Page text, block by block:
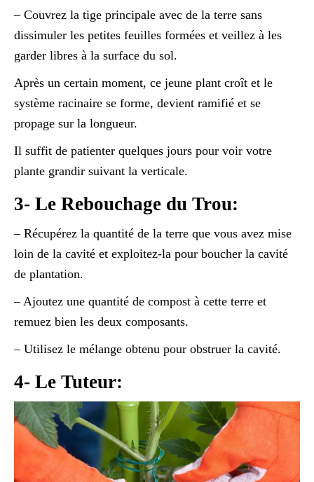
– Couvrez la tige principale avec de la terre sans
dissimuler les petites feuilles formées et veillez à les
garder libres à la surface du sol.
Après un certain moment, ce jeune plant croît et le
système racinaire se forme, devient ramifié et se
propage sur la longueur.
Il suffit de patienter quelques jours pour voir votre
plante grandir suivant la verticale.
3- Le Rebouchage du Trou:
– Récupérez la quantité de la terre que vous avez mise
loin de la cavité et exploitez-la pour boucher la cavité
de plantation.
– Ajoutez une quantité de compost à cette terre et
remuez bien les deux composants.
– Utilisez le mélange obtenu pour obstruer la cavité.
4- Le Tuteur: